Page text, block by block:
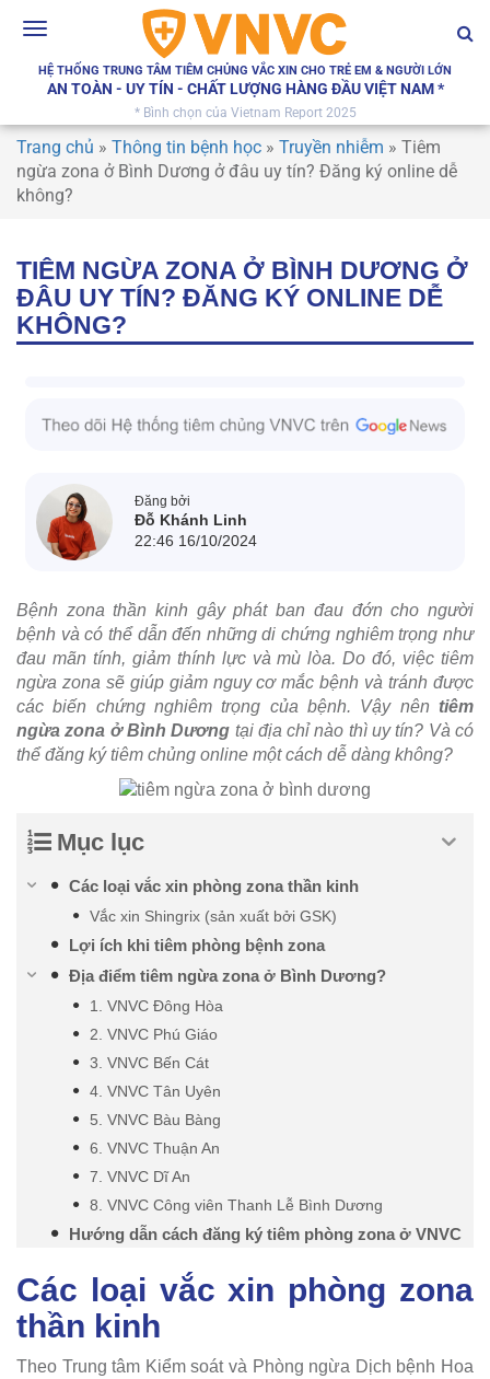
Toggle
HỆ THỐNG TRUNG TÂM TIÊM CHỦNG VẮC XIN CHO TRẺ EM & NGƯỜI LỚN
AN TOÀN - UY TÍN - CHẤT LƯỢNG HÀNG ĐẦU VIỆT NAM *
* Bình chọn của Vietnam Report 2025
Trang chủ » Thông tin bệnh học » Truyền nhiễm » Tiêm
ngừa zona ở Bình Dương ở đâu uy tín? Đăng ký online dễ
không?
TIÊM NGỪA ZONA Ở BÌNH DƯƠNG Ở
ĐÂU UY TÍN? ĐĂNG KÝ ONLINE DỄ
KHÔNG?
Đăng bởi
Đỗ Khánh Linh
22:46 16/10/2024
Bệnh zona thần kinh gây phát ban đau đớn cho người
bệnh và có thể dẫn đến những di chứng nghiêm trọng như
đau mãn tính, giảm thính lực và mù lòa. Do đó, việc tiêm
ngừa zona sẽ giúp giảm nguy cơ mắc bệnh và tránh được
các biến chứng nghiêm trọng của bệnh. Vậy nên tiêm
ngừa zona ở Bình Dương tại địa chỉ nào thì uy tín? Và có
thể đăng ký tiêm chủng online một cách dễ dàng không?
Mục lục
Các loại vắc xin phòng zona thần kinh
Vắc xin Shingrix (sản xuất bởi GSK)
Lợi ích khi tiêm phòng bệnh zona
Địa điểm tiêm ngừa zona ở Bình Dương?
1. VNVC Đông Hòa
2. VNVC Phú Giáo
3. VNVC Bến Cát
4. VNVC Tân Uyên
5. VNVC Bàu Bàng
6. VNVC Thuận An
7. VNVC Dĩ An
8. VNVC Công viên Thanh Lễ Bình Dương
Hướng dẫn cách đăng ký tiêm phòng zona ở VNVC
Các loại vắc xin phòng zona
thần kinh
Theo Trung tâm Kiểm soát và Phòng ngừa Dịch bệnh Hoa